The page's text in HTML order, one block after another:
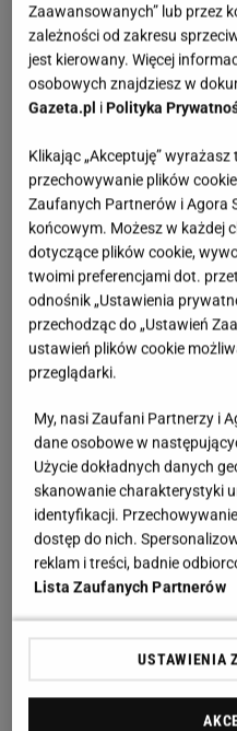
Zaawansowanych” lub przez
zależności od zakresu
jest kierowany. Więcej
osobowych znajdziesz w
Gazeta.pl i Polityka
Klikając „Akceptuję”
przechowywanie plików
Zaufanych Partnerów i Agora
końcowym. Możesz w każdej
dotyczące plików cookie,
twoimi preferencjami dot.
odnośnik „Ustawienia
przechodząc do „Ustawień
ustawień plików cookie
przeglądarki.
My, nasi Zaufani Partnerzy i
dane osobowe w
Użycie dokładnych danych
skanowanie charakterystyki
identyfikacji.
dostęp do nich.
reklam i treści, badnie
Lista Zaufanych Partnerów
USTAWIENIA